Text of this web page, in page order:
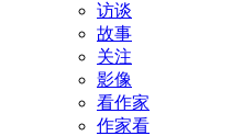
访谈
故事
关注
影像
看作家
作家看